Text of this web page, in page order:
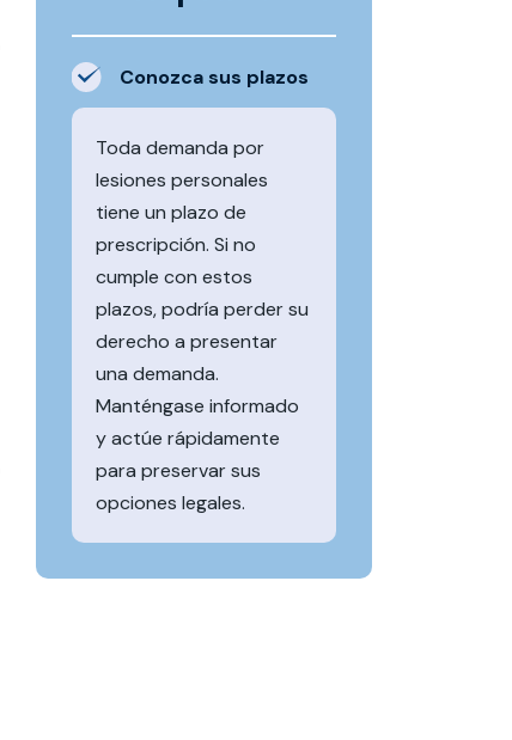
Conozca sus plazos
Toda demanda por
lesiones personales
tiene un plazo de
prescripción. Si no
cumple con estos
plazos, podría perder su
derecho a presentar
una demanda.
Manténgase informado
y actúe rápidamente
para preservar sus
opciones legales.